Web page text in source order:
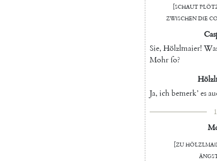
[ſchaut
zwiſchendie
Sie, Hölzlmaier!
Mohrſo?
Ja, ichbemerk’es
[zu